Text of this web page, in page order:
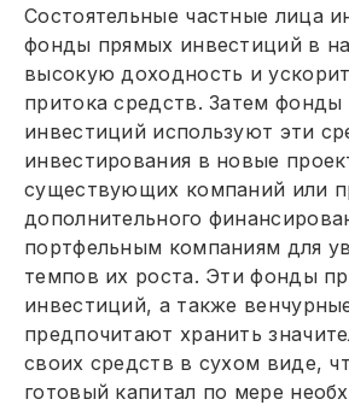
Состоятельные частные лица
фонды прямых инвестиций в
высокую доходность и
притока средств. Затем фонды
инвестиций используют эти
инвестирования в новые
существующих компаний или
дополнительного
портфельным компаниям для
темпов их роста. Эти фонды
инвестиций, а также
предпочитают хранить
своих средств в сухом виде,
готовый капитал по мере